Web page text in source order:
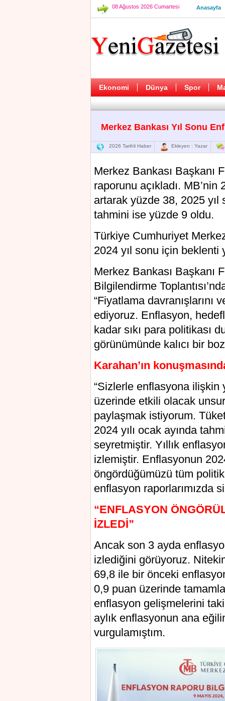
08 Ağustos 2026 Cumartesi Anasayfa
Ekonomi Dünya Spor
Merkez Bankası Yıl Sonu
2026 Tarihli Haber Ekleyen : Yazar
Merkez Bankası Başkanı
raporunu açıkladı.
artarak yüzde 38, 2025
tahmini ise yüzde 9 oldu.
Türkiye Cumhuriyet
2024 yıl sonu için beklenti
Merkez Bankası Başkanı
Bilgilendirme
“Fiyatlama davranışlarını
ediyoruz. Enflasyon,
kadar sıkı para politikası
görünümünde kalıcı bir
Karahan’ın
“Sizlerle enflasyona ilişkin
üzerinde etkili olacak
paylaşmak istiyorum.
2024 yılı ocak ayında
seyretmiştir. Yıllık
izlemiştir. Enflasyonun
öngördüğümüzü tüm
enflasyon raporlarımızda
“ENFLASYON
İZLEDİ”
Ancak son 3 ayda
izlediğini görüyoruz.
69,8 ile bir önceki
0,9 puan üzerinde
enflasyon gelişmelerini
aylık enflasyonun ana
vurgulamıştım.